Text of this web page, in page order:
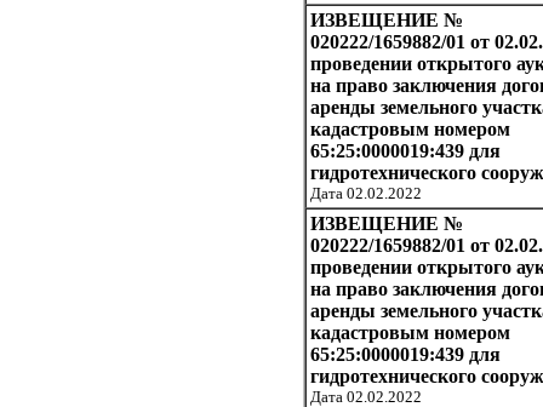
ИЗВЕЩЕНИЕ №
020222/1659882/01 от
проведении открытого
на право заключения
аренды земельного
кадастровым номером
65:25:0000019:439 для
гидротехнического
Дата 02.02.2022
ИЗВЕЩЕНИЕ №
020222/1659882/01 от
проведении открытого
на право заключения
аренды земельного
кадастровым номером
65:25:0000019:439 для
гидротехнического
Дата 02.02.2022